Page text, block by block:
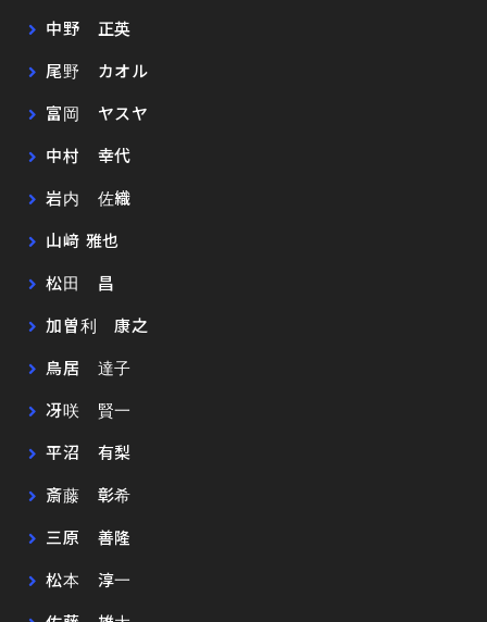
中野 正英
尾野 カオル
富岡 ヤスヤ
中村 幸代
岩内 佐織
山﨑 雅也
松田 昌
加曽利 康之
鳥居 達子
冴咲 賢一
平沼 有梨
斎藤 彰希
三原 善隆
松本 淳一